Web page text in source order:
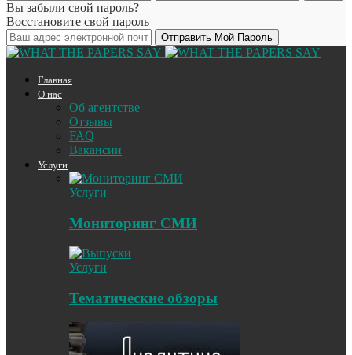
Вы забыли свой пароль?
Восстановите свой пароль
Главная
О нас
Об агентстве
Отзывы
FAQ
Вакансии
Услуги
Услуги
Мониторинг СМИ
Услуги
Тематические обзоры